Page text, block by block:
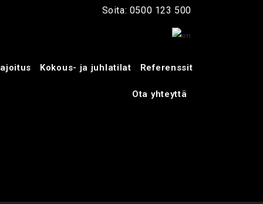
Soita: 0500 123 500
Kokous- ja juhlatilat Referenssit
Ota yhteyttä